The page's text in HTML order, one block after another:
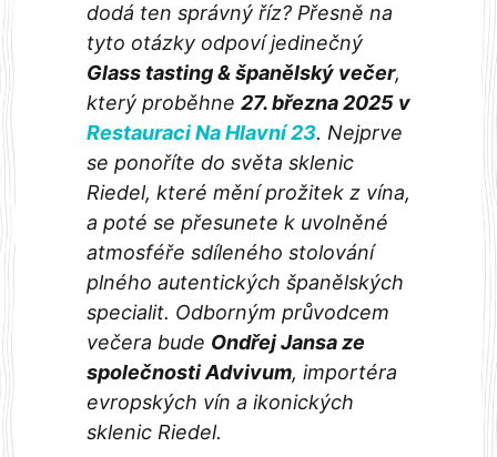
dodá ten správný říz? Přesně na
tyto otázky odpoví jedinečný
Glass tasting & španělský večer,
který proběhne 27. března 2025 v
Restauraci Na Hlavní 23. Nejprve
se ponoříte do světa sklenic
Riedel, které mění prožitek z vína,
a poté se přesunete k uvolněné
atmosféře sdíleného stolování
plného autentických španělských
specialit. Odborným průvodcem
večera bude Ondřej Jansa ze
společnosti Advivum, importéra
evropských vín a ikonických
sklenic Riedel.